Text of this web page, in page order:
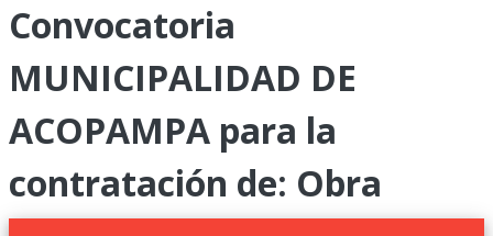
Convocatoria
MUNICIPALIDAD DE
ACOPAMPA para la
contratación de: Obra